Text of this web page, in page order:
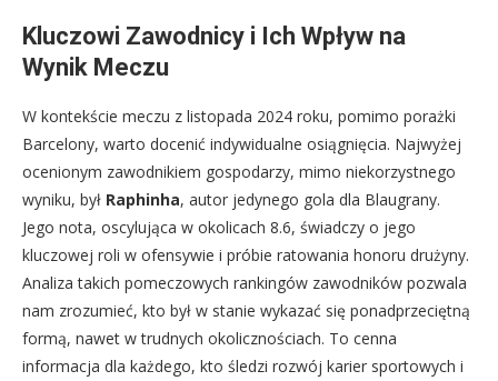
Kluczowi Zawodnicy i Ich Wpływ na
Wynik Meczu
W kontekście meczu z listopada 2024 roku, pomimo porażki
Barcelony, warto docenić indywidualne osiągnięcia. Najwyżej
ocenionym zawodnikiem gospodarzy, mimo niekorzystnego
wyniku, był Raphinha, autor jedynego gola dla Blaugrany.
Jego nota, oscylująca w okolicach 8.6, świadczy o jego
kluczowej roli w ofensywie i próbie ratowania honoru drużyny.
Analiza takich pomeczowych rankingów zawodników pozwala
nam zrozumieć, kto był w stanie wykazać się ponadprzeciętną
formą, nawet w trudnych okolicznościach. To cenna
informacja dla każdego, kto śledzi rozwój karier sportowych i